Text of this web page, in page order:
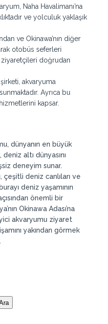
Naha Havalimanı’na
ve yolculuk yaklaşık
ve Okinawa’nın diğer
otobüs seferleri
ziyaretçileri doğrudan
akvaryuma
Ayrıca bu
kapsar.
dünyanın en büyük
altı dünyasını
deneyim sunar.
çeşitli deniz canlıları ve
deniz yaşamının
önemli bir
Okinawa Adası’na
akvaryumu ziyaret
yakından görmek